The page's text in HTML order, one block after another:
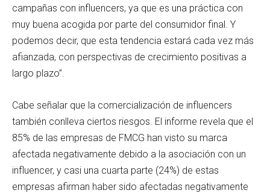
campañas con influencers, ya que es una práctica con
muy buena acogida por parte del consumidor final. Y
podemos decir, que esta tendencia estará cada vez más
afianzada, con perspectivas de crecimiento positivas a
largo plazo”.
Cabe señalar que la comercialización de influencers
también conlleva ciertos riesgos. El informe revela que el
85% de las empresas de FMCG han visto su marca
afectada negativamente debido a la asociación con un
influencer, y casi una cuarta parte (24%) de estas
empresas afirman haber sido afectadas negativamente